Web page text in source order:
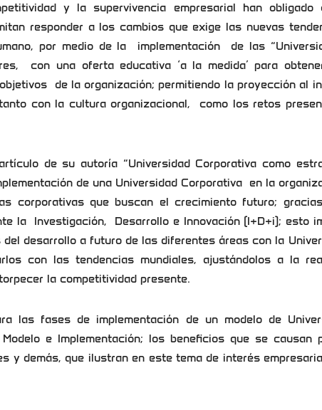
y la supervivencia empresarial han obligado
responder a los cambios que exige las nuevas
por medio de la implementación de las
con una oferta educativa ‘a la medida’ para
de la organización; permitiendo la proyección al
con la cultura organizacional, como los retos
de su autoría “Universidad Corporativa como
de una Universidad Corporativa en la
corporativas que buscan el crecimiento futuro;
la Investigación, Desarrollo e Innovación (I+D+i); esto
desarrollo a futuro de las diferentes áreas con la
con las tendencias mundiales, ajustándolos a la
la competitividad presente.
las fases de implementación de un modelo de
e Implementación; los beneficios que se causan
y demás, que ilustran en este tema de interés